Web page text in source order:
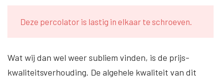
Deze percolator is lastig in elkaar te schroeven.
Wat wij dan wel weer subliem vinden, is de prijs-
kwaliteitsverhouding. De algehele kwaliteit van dit